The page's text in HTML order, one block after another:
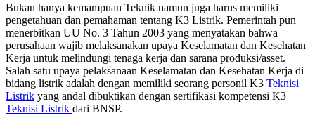
Bukan hanya kemampuan Teknik namun juga harus memiliki
pengetahuan dan pemahaman tentang K3 Listrik. Pemerintah pun
menerbitkan UU No. 3 Tahun 2003 yang menyatakan bahwa
perusahaan wajib melaksanakan upaya Keselamatan dan Kesehatan
Kerja untuk melindungi tenaga kerja dan sarana produksi/asset.
Salah satu upaya pelaksanaan Keselamatan dan Kesehatan Kerja di
bidang listrik adalah dengan memiliki seorang personil K3 Teknisi
Listrik yang andal dibuktikan dengan sertifikasi kompetensi K3
Teknisi Listrik dari BNSP.